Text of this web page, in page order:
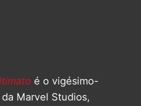
é o vigésimo-
Marvel Studios,